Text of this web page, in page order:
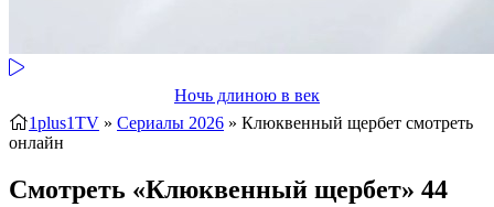
Ночь длиною в век
1plus1TV » Сериалы 2026 » Клюквенный щербет смотреть
онлайн
Смотреть «Клюквенный щербет» 44